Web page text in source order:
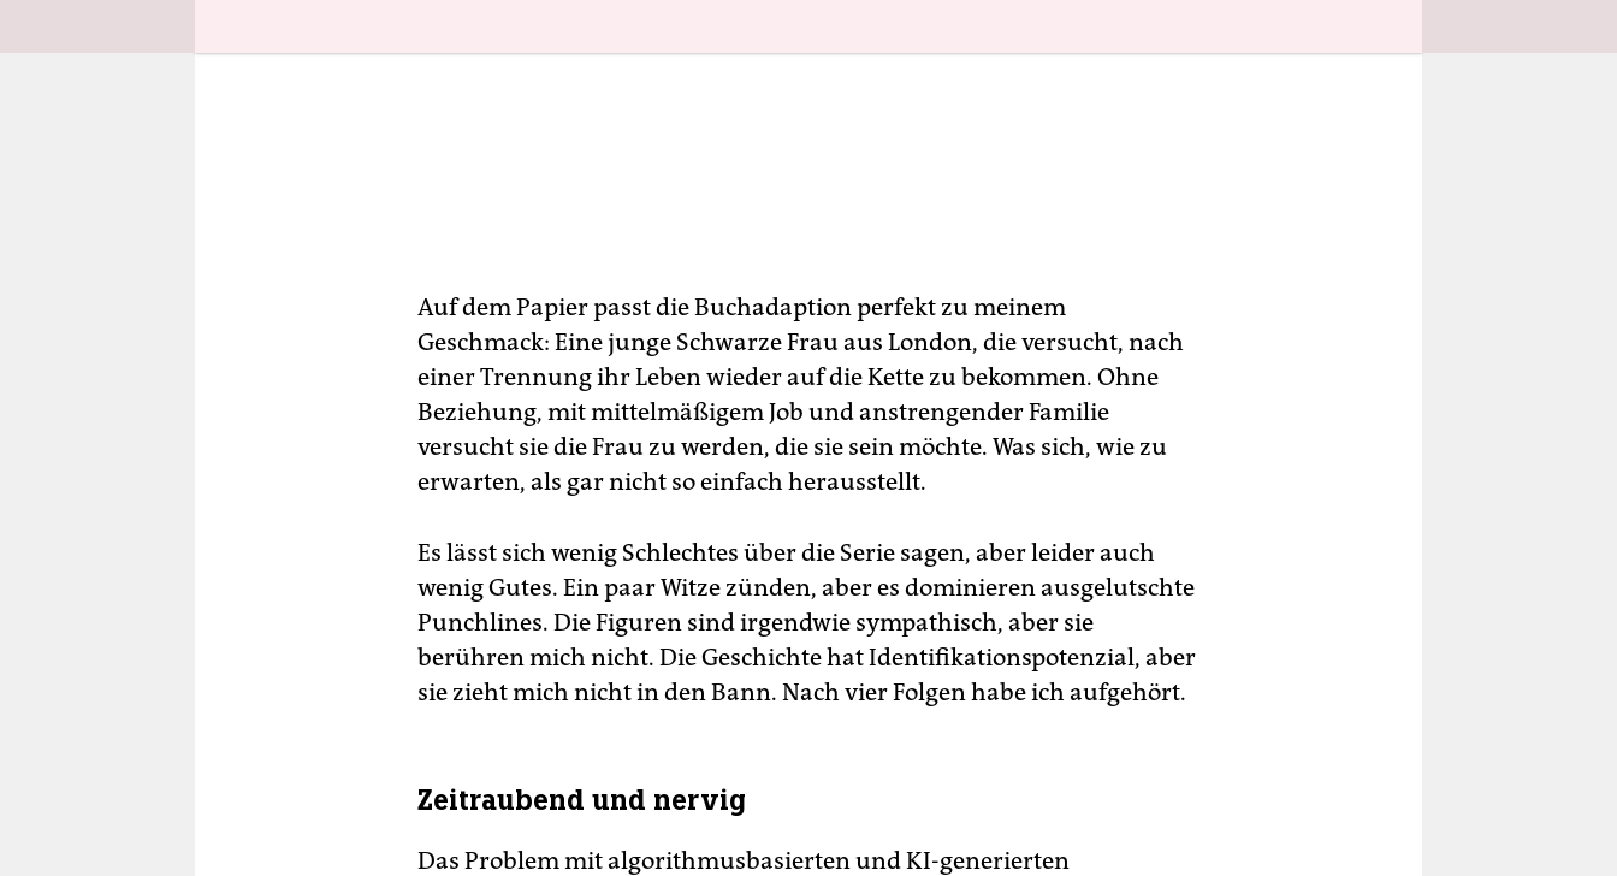
Auf dem Papier passt die Buchadaption perfekt zu meinem
Geschmack: Eine junge Schwarze Frau aus London, die versucht, nach
einer Trennung ihr Leben wieder auf die Kette zu bekommen. Ohne
Beziehung, mit mittelmäßigem Job und anstrengender Familie
versucht sie die Frau zu werden, die sie sein möchte. Was sich, wie zu
erwarten, als gar nicht so einfach herausstellt.
Es lässt sich wenig Schlechtes über die Serie sagen, aber leider auch
wenig Gutes. Ein paar Witze zünden, aber es dominieren ausgelutschte
Punchlines. Die Figuren sind irgendwie sympathisch, aber sie
berühren mich nicht. Die Geschichte hat Identifikationspotenzial, aber
sie zieht mich nicht in den Bann. Nach vier Folgen habe ich aufgehört.
Zeitraubend und nervig
Das Problem mit algorithmusbasierten und KI-generierten